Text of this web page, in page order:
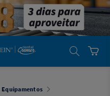
Equipamentos